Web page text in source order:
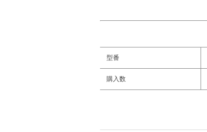
型番
購入数